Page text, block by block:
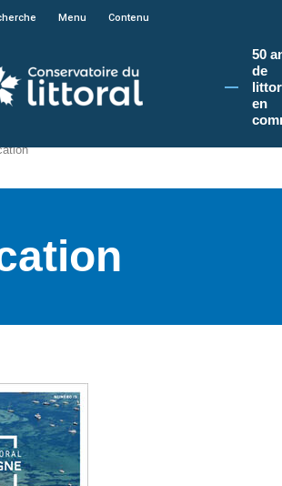
sur le site du Conservatoire du littoral, vous
Menu Contenu
50
de
en